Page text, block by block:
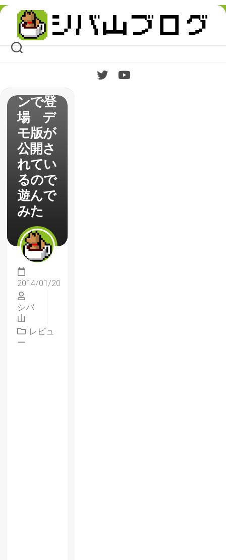
Skip
content
He-
Manが
ベルト
スクロ
クショ
ンで登
場 デ
モ版が
公開さ
れてい
るので
遊んで
みた
2014/01/20
シバ
山
レビュ
ー